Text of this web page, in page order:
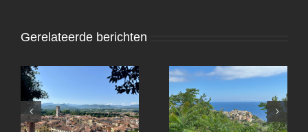
Gerelateerde berichten
Lucca